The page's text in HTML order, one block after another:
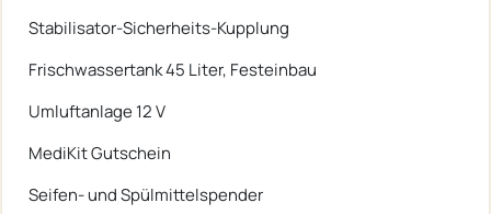
Stabilisator-Sicherheits-Kupplung
Frischwassertank 45 Liter, Festeinbau
Umluftanlage 12 V
MediKit Gutschein
Seifen- und Spülmittelspender